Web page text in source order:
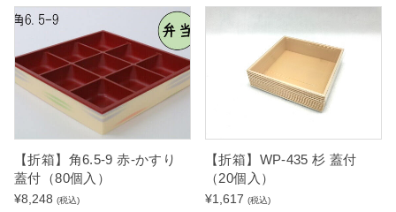
は
1
,
0
で
し
た
。
格
は
5
5
で
す
【折箱】角6.5-9 赤-かすり
蓋付（80個入）
¥8,248 (税込)
【折箱】WP-435 杉 蓋付
（20個入）
¥1,617 (税込)